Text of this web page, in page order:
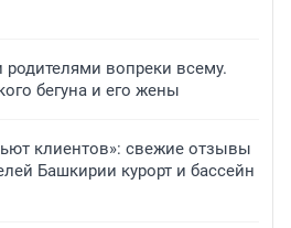
вопреки всему.
бегуна и его жены
клиентов»: свежие отзывы
Башкирии курорт и бассейн